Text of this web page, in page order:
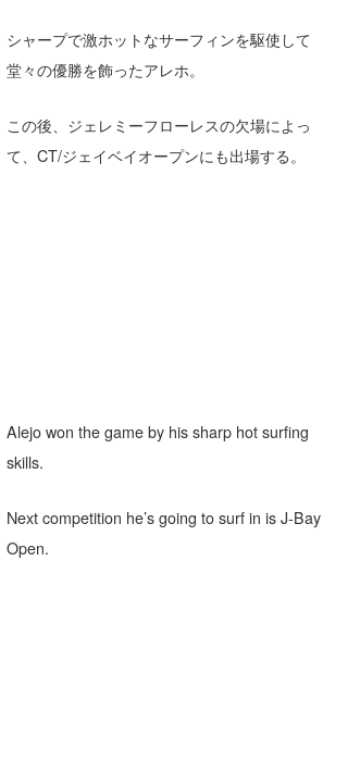
シャープで激ホットなサーフィンを駆使して
堂々の優勝を飾ったアレホ。
この後、ジェレミーフローレスの欠場によっ
て、CT/ジェイベイオープンにも出場する。
Alejo won the game by his sharp hot surfing
skills.
Next competition he’s going to surf in is J-Bay
Open.